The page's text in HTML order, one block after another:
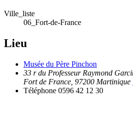
Ville_liste
06_Fort-de-France
Lieu
Musée du Père Pinchon
33 r du Professeur Raymond
Fort de France 97200 Martinique
Téléphone 0596 42 12 30